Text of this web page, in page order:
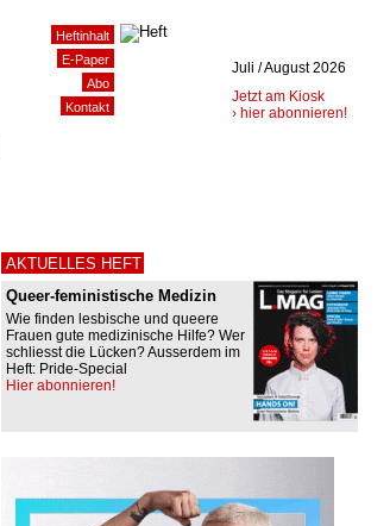
AKTUELLES HEFT
Queer-feministische Medizin
Wie finden lesbische und queere
Frauen gute medizinische Hilfe? Wer
schliesst die Lücken? Ausserdem im
Heft: Pride-Special
Hier abonnieren!
Heftinhalt
E-Paper
Abo
Kontakt
Juli / August 2026
Jetzt am Kiosk
› hier abonnieren!